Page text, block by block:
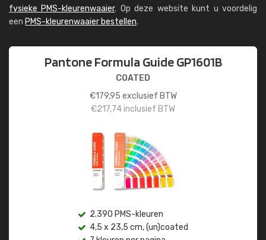
fysieke PMS-kleurenwaaier. Op deze website kunt u voordelig
een PMS-kleurenwaaier bestellen.
Pantone Formula Guide GP1601B
COATED
€179,95 exclusief BTW
€217,74inclusief BTW
2.390 PMS-kleuren
4,5 x 23,5 cm, (un)coated